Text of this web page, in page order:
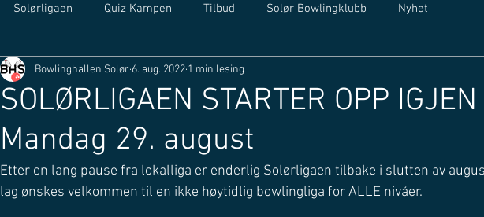
Solørligaen Quiz Kampen Tilbud Solør Bowlingklubb Nyhet
SOLØRLIGAEN STARTER OPP
Mandag 29. august
Bowlinghallen Solør 6. aug. 2022 1 min lesing
Etter en lang pause fra lokalliga er enderlig Solørligaen tilbake i slutten av
lag ønskes velkommen til en ikke høytidlig bowlingliga for ALLE nivåer.